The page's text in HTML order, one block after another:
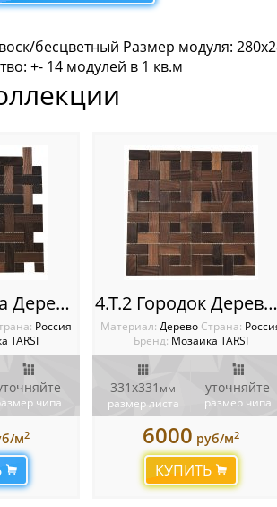
бесцветный Размер модуля:
+- 14 модулей в 1 кв.м
5.Т.2 Плетёнка Деревянная мозаика TARSI Intarsia
Россия
TARSI
чипа
м2
4.Т.2 Городок Деревянная мозаика TARSI Intarsia
Материал: Дерево Cтрана:
Бренд: Мозаика TARSI
331х331 мм
размер листа
уточняйте
размер чипа
6000 руб/м2
КУПИТЬ